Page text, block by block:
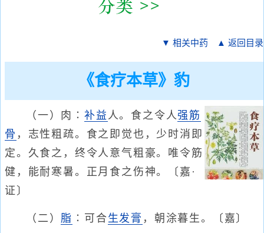
▼ 相关中药 ▲ 返回目录
《食疗本草》豹
（一）肉∶ 补益 人。食之令人强筋
骨 ，志性粗疏。食之即觉也，少时消即
定。久食之，终令人意气粗豪。唯令筋
健，能耐寒暑。正月食之伤神。〔嘉·
证〕
（二） 脂 ∶可合生发膏 ，朝涂暮生。〔嘉〕